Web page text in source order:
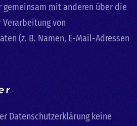
gemeinsam mit anderen über die
von
(z. B. Namen, E-Mail-Adressen
Datenschutzerklärung keine